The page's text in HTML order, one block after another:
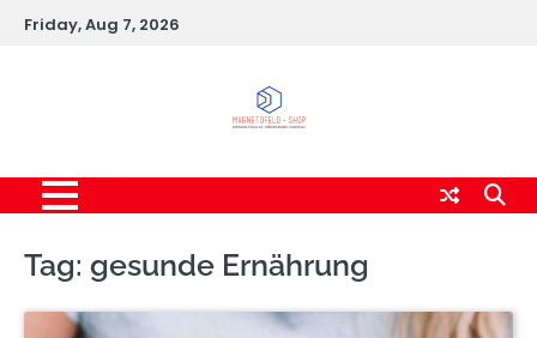
SkipFriday, Aug 7, 2026
Tag: gesunde Ernährung